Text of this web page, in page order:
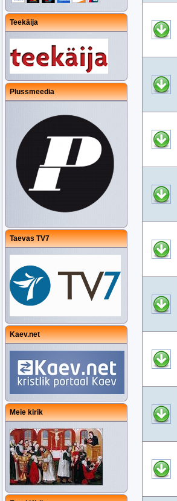
Teekäija
Plussmeedia
Taevas TV7
Kaev.net
Meie kirik